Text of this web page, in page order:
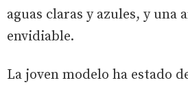
aguas claras y azules, y una
envidiable.
La joven modelo ha estado